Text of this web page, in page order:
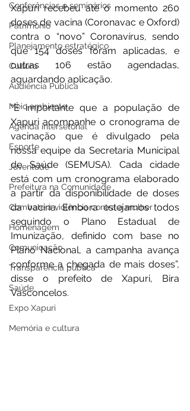
Conferências e seminários
Patrimônio
Planejamento estratégico
Cultura
Audiência Pública
Meio ambiente
Agenda intersetorial
Esporte
Juventude
Prefeitura na Comunidade
Combate à violência contra a mulher
Homenagem
Comunicação
Transparência pública
Saúde
Expo Xapuri
Memória e cultura
Xapuri recebeu até o momento 260
doses de vacina (Coronavac e Oxford)
contra o “novo” Coronavírus, sendo
que 154 doses foram aplicadas, e
outras 106 estão agendadas,
aguardando aplicação.
“É importante que a população de
Xapuri acompanhe o cronograma de
vacinação que é divulgado pela
nossa equipe da Secretaria Municipal
de Saúde (SEMUSA). Cada cidade
está com um cronograma elaborado
a partir da disponibilidade de doses
da vacina. Embora estejamos todos
seguindo o Plano Estadual de
Imunização, definido com base no
Plano Nacional, a campanha avança
conforme a chegada de mais doses”,
disse o prefeito de Xapuri, Bira
Vasconcelos.